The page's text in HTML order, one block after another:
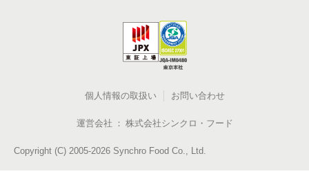
個人情報の取扱い お問い合わせ
運営会社 株式会社シンクロ・フード
Copyright (C) 2005-2026 Synchro Food Co., Ltd.